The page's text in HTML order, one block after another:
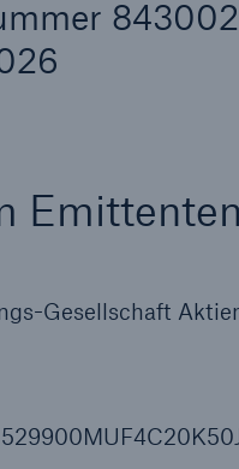
843002
Gesellschaft